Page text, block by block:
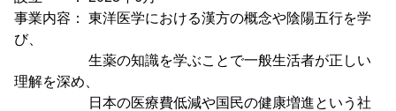
事業内容： 東洋医学における漢方の概念や陰陽五行を学
び、
生薬の知識を学ぶことで一般生活者が正しい
理解を深め、
日本の医療費低減や国民の健康増進という社